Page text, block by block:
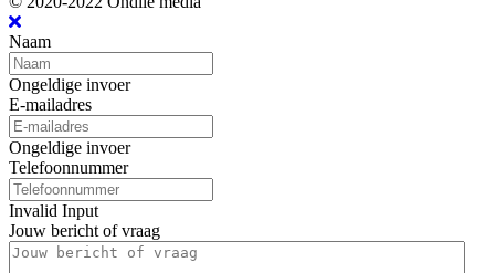
Naam
Ongeldige invoer
E-mailadres
Ongeldige invoer
Telefoonnummer
Invalid Input
Jouw bericht of vraag